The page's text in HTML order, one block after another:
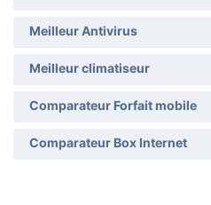
Meilleur Antivirus
Meilleur climatiseur
Comparateur Forfait mobile
Comparateur Box Internet